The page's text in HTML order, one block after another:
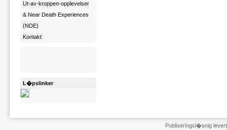
Ut-av-kroppen-opplevelser
& Near Death Experiences
(NDE)
Kontakt
L�pslinker
Publiseringsl�snig